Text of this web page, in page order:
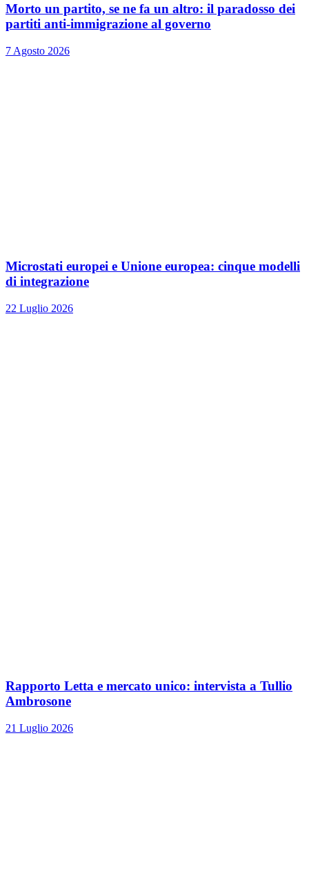
Morto un partito, se ne fa un altro: il paradosso dei
partiti anti-immigrazione al governo
7 Agosto 2026
Microstati europei e Unione europea: cinque modelli
di integrazione
22 Luglio 2026
Rapporto Letta e mercato unico: intervista a Tullio
Ambrosone
21 Luglio 2026